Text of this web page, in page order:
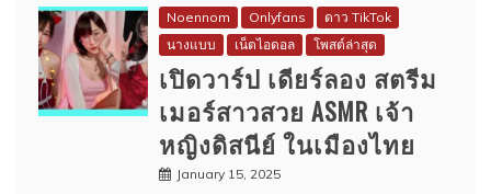
Noennom Onlyfans
ดาว TikTok
นางแบบ
เน็ตไอดอล โพสต์ล่าสุด
เปิดวาร์ป เดียร์ลอง สตรีม
เมอร์สาวสวย ASMR เจ้า
หญิงดิสนีย์ ในเมืองไทย
January 15, 2025